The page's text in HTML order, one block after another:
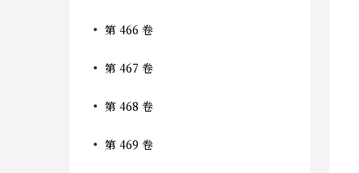
第 466 卷
第 467 卷
第 468 卷
第 469 卷